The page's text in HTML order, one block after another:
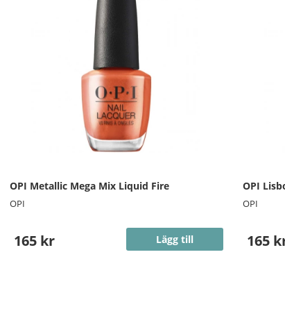
OPI Metallic Mega Mix Liquid Fire
OPI
165 kr Lägg till
OPI
OPI
165